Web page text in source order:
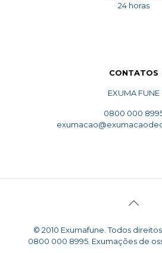
24 horas
CONTATOS
EXUMA FUNE
0800 000
© 2010 Exumafune. Todos
0800 000 8995. Exumações de